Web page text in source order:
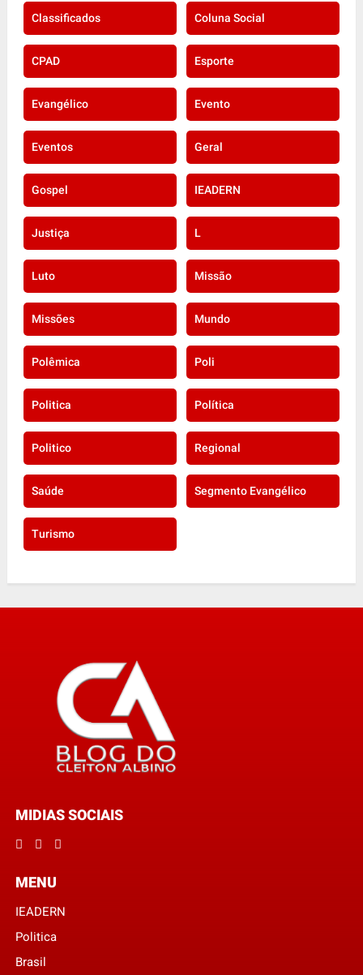
Classificados Coluna Social
CPAD Esporte
Evangélico Evento
Eventos Geral
Gospel IEADERN
Justiça L
Luto Missão
Missões Mundo
Polêmica Poli
Politica Política
Politico Regional
Saúde Segmento Evangélico
Turismo
MIDIAS SOCIAIS
MENU
IEADERN
Politica
Brasil